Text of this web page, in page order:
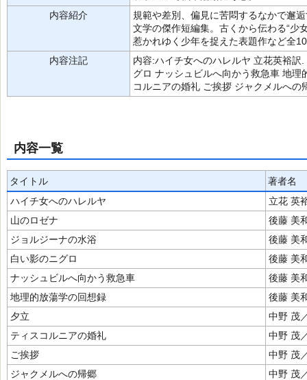
内容紹介
規範や差別、偏見に苦悶するなかで邂
文学の傑作短編集。古くから伝わる“少
惹かれゆく少年を捉えた表題作など全
内容注記
内容:ハイチ女へのハレルヤ 立花英裕
グロ ナッシュビルへ向かう救急車 地
コルニアの婚礼 ご挨拶 ジャクメルへの
内容一覧
タイトル
著者名
ハイチ女へのハレルヤ
立花 英
山のロゼナ
後藤 美
ジョルジーナの水浴
後藤 美
白い影のニグロ
後藤 美
ナッシュビルへ向かう救急車
後藤 美
地理的放蕩学の回想録
後藤 美
夕立
中野 茂
ティスコルニアの婚礼
中野 茂
ご挨拶
中野 茂
ジャクメルへの帰郷
中野 茂